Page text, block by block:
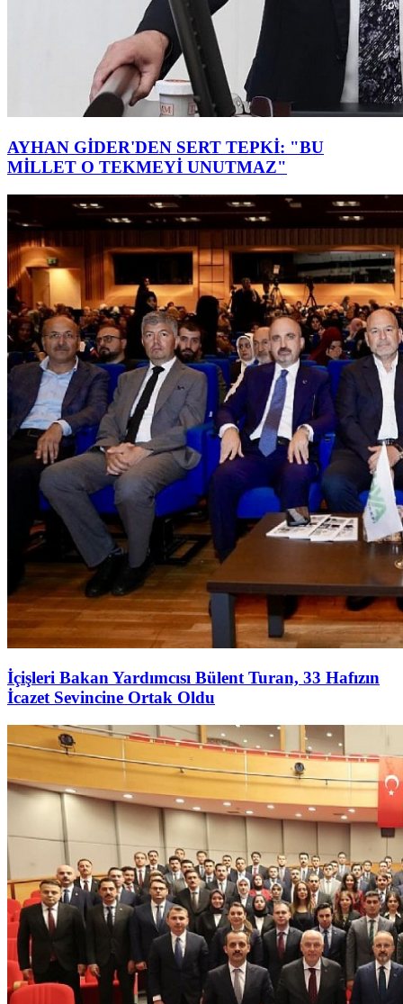
AYHAN GİDER'DEN SERT TEPKİ: "BU
MİLLET O TEKMEYİ UNUTMAZ"
İçişleri Bakan Yardımcısı Bülent Turan, 33 Hafızın
İcazet Sevincine Ortak Oldu